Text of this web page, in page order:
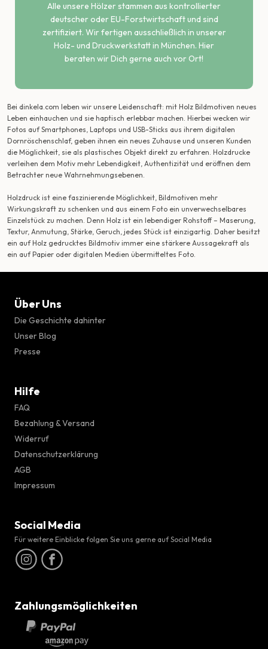
Alle unsere Hölzer stammen aus kontrollierter
deutscher oder EU-Forstwirtschaft und sind
zertifiziert. Wir fertigen ausschließlich in unserer
Holz- und Druckwerkstatt in München. Hier
beraten wir Dich gerne auch vor Ort!
Bei dinkela.com leben wir unsere Leidenschaft: mit Holz Bildmotiven neues
Leben einhauchen und sie haptisch erlebbar machen. Hierbei wecken wir
Fotos auf Smartphones, Laptops und USB-Sticks aus ihrem digitalen
Dornröschenschlaf, geben ihnen ein neues Zuhause und unseren Kunden
die Möglichkeit, sie als plastisches Objekt direkt zu erfahren. Holzdrucke
verleihen dem Motiv mehr Lebendigkeit, Authentizität und eröffnen dem
Betrachter neue Wahrnehmungsebenen.
Holzdruck ist eine faszinierende Möglichkeit, Bildmotiven mehr
Wirkungskraft zu schenken und aus einem Foto ein unverwechselbares
Einzelstück zu machen. Denn Holz ist ein lebendiger Rohstoff – Maserung,
Textur, Anmutung, Stärke, Geruch, jedes Stück ist einzigartig. Daher besitzt
ein auf Holz gedrucktes Bildmotiv immer eine stärkere Aussagekraft als
ein auf Papier oder digitalen Medien übermitteltes Foto.
Über Uns
Die Geschichte dahinter
Unser Blog
Presse
Hilfe
FAQ
Bezahlung & Versand
Widerruf
Datenschutzerklärung
AGB
Impressum
Social Media
Für weitere Einblicke folgen Sie uns gerne auf Social Media
Zahlungsmöglichkeiten